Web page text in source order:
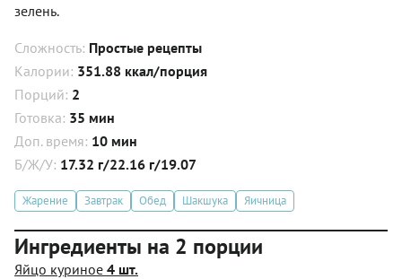
зелень.
Сложность: Простые рецепты
Калории: 351.88 ккал/порция
Порций: 2
Готовка: 35 мин
Доп. время: 10 мин
Б/Ж/У: 17.32 г/22.16 г/19.07
Жарение Завтрак Обед Шакшука Яичница
Ингредиенты на 2 порции
Яйцо куриное 4 шт.